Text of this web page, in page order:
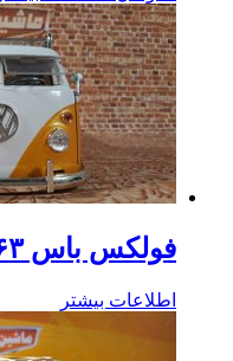
فولکس باس ۱۹۶۳
اطلاعات بیشتر